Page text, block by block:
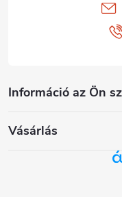
Információ az Ön
Vásárlás